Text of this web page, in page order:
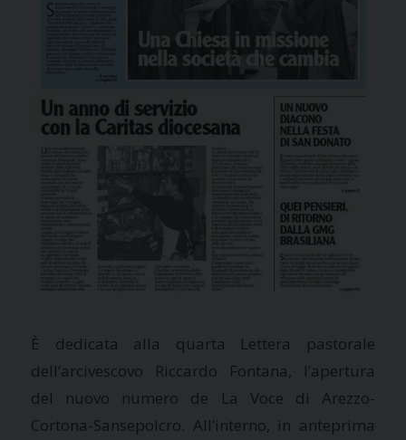
È dedicata alla quarta Lettera pastorale
dell’arcivescovo Riccardo Fontana, l’apertura
del nuovo numero de La Voce di Arezzo-
Cortona-Sansepolcro. All’interno, in anteprima